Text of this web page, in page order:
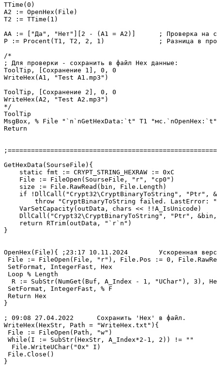
TTime(0)
A2 := OpenHex(File)
T2 := TTime(1)
AA := ["Да", "Нет"][2 - (A1 = A2)]	; Проверка на совпадение 'Hex' данных.
P := Procent(T1, T2, 2, 1)		; Разница в процентах.
/*
; Для проверки - сохранить в файл Hex данные:
ToolTip, [Сохранение 1], 0, 0
WriteHex(A1, "Test A1.mp3")
ToolTip, [Сохранение 2], 0, 0
WriteHex(A2, "Test A2.mp3")
*/
ToolTip
MsgBox, % File "`n`nGetHexData:`t" T1
Return
GetHexData(SourseFile){
    static fmt := CRYPT_STRING_HEXRAW := 0xC
    File := FileOpen(SourseFile, "r", "cp0")
    size := File.RawRead(bin, File.Length)
if !DllCall("Crypt32\CryptBinaryToString", "Ptr",
throw "CryptBinaryToString failed. LastError:
    VarSetCapacity(outData, chars << !!A_IsUnicode)
DllCall("Crypt32\CryptBinaryToString", "Ptr",
    return RTrim(outData, "`r`n")
}
OpenHex(File){ ;23:17 10.11.2024	Ускоренная версия:
File := FileOpen(File, "r"), File.Pos := 0,
SetFormat, IntegerFast, Hex
Loop % Length
R := SubStr(NumGet(Buf, A_Index - 1, "UChar"), 3),
SetFormat, IntegerFast, % F
Return Hex
}
; 09:08 27.04.2022	Сохранить 'Hex' в файл.
WriteHex(HexStr, Path = "WriteHex.txt"){
File := FileOpen(Path, "w")
While(I := SubStr(HexStr, A_Index*2-1, 2)) != ""
  File.WriteUChar("0x" I)
File.Close()
}